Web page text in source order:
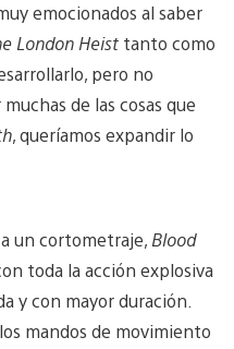
emocionados al saber
London Heist tanto como
pero no
de las cosas que
, queríamos expandir lo
a un cortometraje,Blood
toda la acción explosiva
y con mayor duración.
mandos de movimiento